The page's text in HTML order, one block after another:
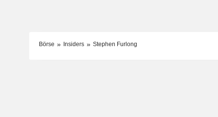
Börse Insiders Stephen Furlong